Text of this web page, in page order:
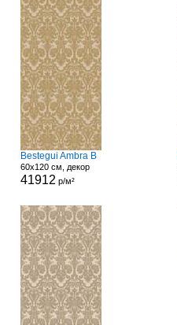
Bestegui Ambra B
60x120 см, декор
41912 р/м²